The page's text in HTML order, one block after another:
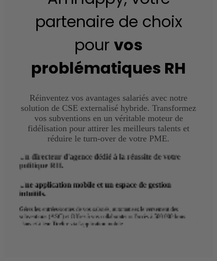
candidatures.partenaire de choix
pour vos
problématiques RH
Réinventez vos avantages salariés avec notre
solution de CSE externalisé hybride. Transformez
vos subventions en un véritable moteur de
fidélisation pour attirer les meilleurs talents et
réduire le turn-over de votre PME.
Un directeur d'agence dédié à la réussite de votre
politique RH.
Une application mobile et un espace de gestion
intuitifs.
Gérez les entrées/sorties de vos salariés, automatisez le versement des
subventions (ASC) et Offrez à vos collaborateurs l'accès à 500 000 bons
plans et à leur Tirelire via l'application mobile